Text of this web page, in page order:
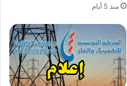
منذ 5 أيام